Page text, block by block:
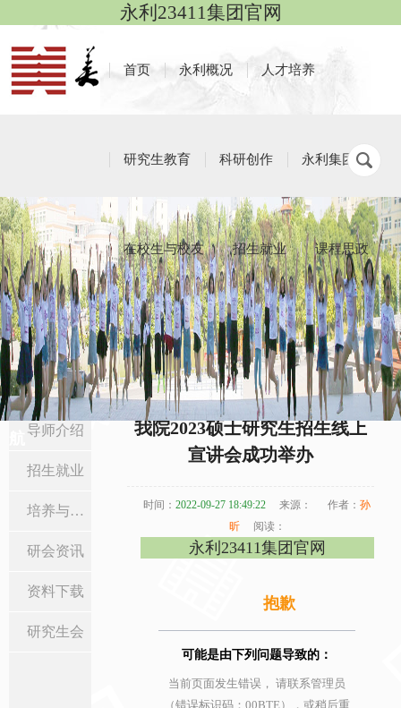
永利23411集团官网
首页 永利概况 人才培养
研究生教育 科研创作 永利集团
在校生与校友 招生就业 课程思政
栏目导
导师介绍
招生就业
培养与学位
研会资讯
资料下载
研究生会
招生就业
当前位置: 首页 研究生教育> 招生就业 > 正文
我院2023硕士研究生招生线上
宣讲会成功举办
时间：2022-09-27 18:49:22 来源： 作者：孙
昕
阅读：
永利23411集团官网
抱歉
可能是由下列问题导致的：
当前页面发生错误， 请联系管理员
（错误标识码：00BTE），或稍后重